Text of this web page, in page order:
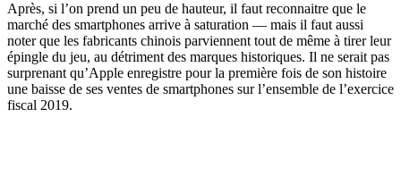
Après, si l’on prend un peu de hauteur, il faut reconnaitre que le
marché des smartphones arrive à saturation — mais il faut aussi
noter que les fabricants chinois parviennent tout de même à tirer leur
épingle du jeu, au détriment des marques historiques. Il ne serait pas
surprenant qu’Apple enregistre pour la première fois de son histoire
une baisse de ses ventes de smartphones sur l’ensemble de l’exercice
fiscal 2019.